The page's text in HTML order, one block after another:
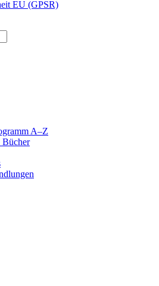
EU (GPSR)
A–Z
Bücher